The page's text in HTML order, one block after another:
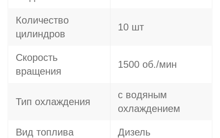
Количество
цилиндров
10 шт
Скорость
вращения
1500 об./мин
Тип охлаждения
с водяным
охлаждением
Вид топлива Дизель